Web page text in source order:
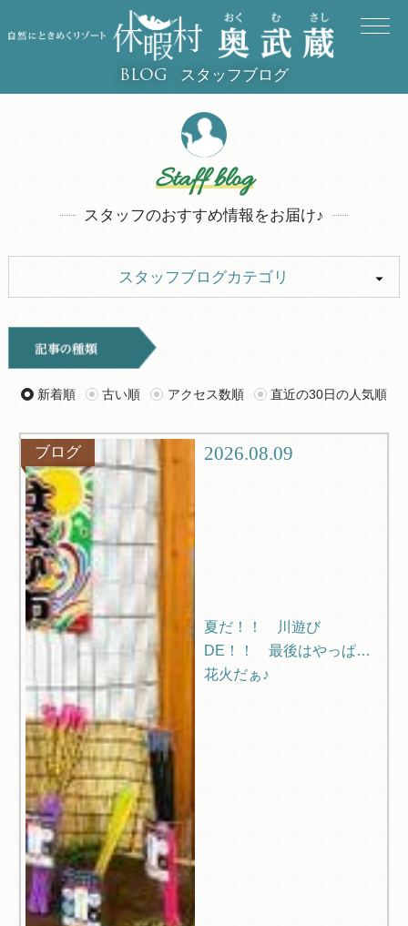
BLOG スタッフブログ
Staff blog
スタッフのおすすめ情報をお届け♪
スタッフブログカテゴリ
お知らせ
ツアー グルメ
観光
Q＆A
新着順 古い順 アクセス数順 直近の30日の人気順
ブログ 2026.08.09
夏だ！！ 川遊び
DE！！ 最後はやっぱり
花火だぁ♪